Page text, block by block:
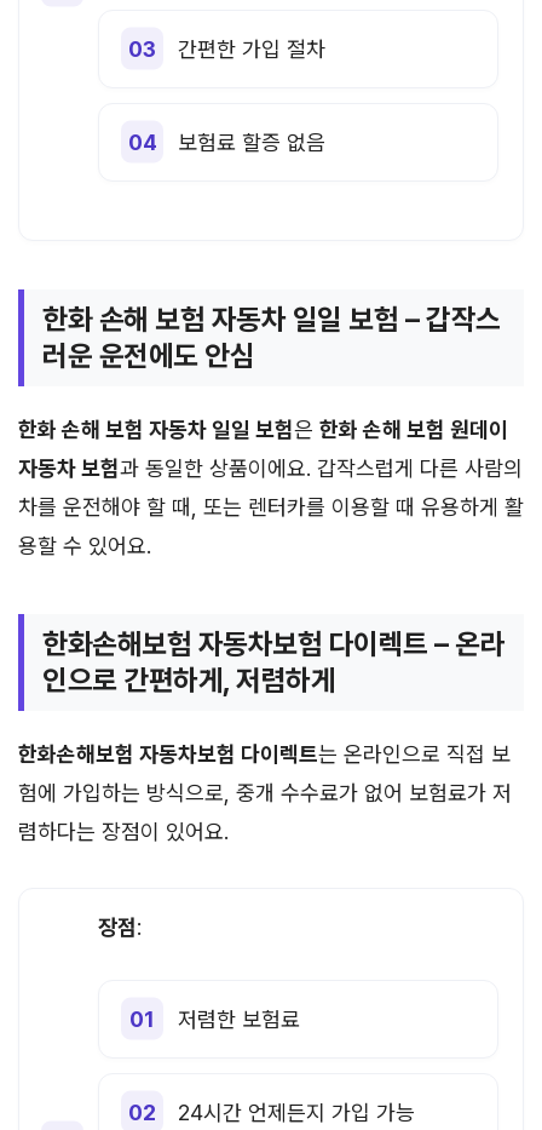
간편한 가입 절차
보험료 할증 없음
한화 손해 보험 자동차 일일 보험 – 갑작스
러운 운전에도 안심
한화 손해 보험 자동차 일일 보험은 한화 손해 보험 원데이
자동차 보험과 동일한 상품이에요. 갑작스럽게 다른 사람의
차를 운전해야 할 때, 또는 렌터카를 이용할 때 유용하게 활
용할 수 있어요.
한화손해보험 자동차보험 다이렉트 – 온라
인으로 간편하게, 저렴하게
한화손해보험 자동차보험 다이렉트는 온라인으로 직접 보
험에 가입하는 방식으로, 중개 수수료가 없어 보험료가 저
렴하다는 장점이 있어요.
장점:
저렴한 보험료
24시간 언제든지 가입 가능